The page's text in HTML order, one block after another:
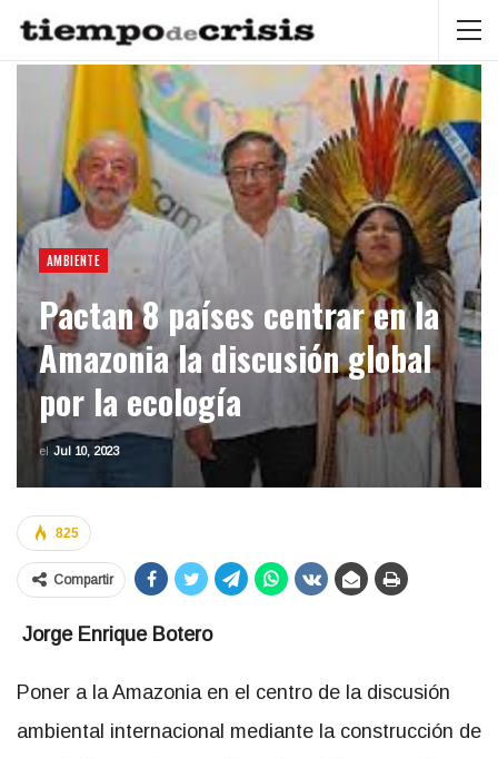
AMBIENTE
Pactan 8 países centrar en la
Amazonia la discusión global
por la ecología
el Jul 10, 2023
825
Compartir
Jorge Enrique Botero
Poner a la Amazonia en el centro de la discusión
ambiental internacional mediante la construcción de